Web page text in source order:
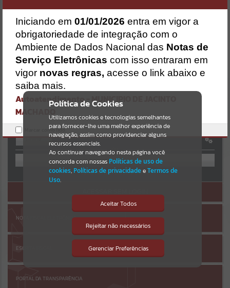
Resultados para""
Portais
Por favor, aguarde...
NOTÍCIAS
Por favor, aguarde...
Por favor, aguarde...
AUTOATENDIMENTO
OU
Cadastre-se |Recuperar Senha
NOTA FISCAL ELETRÔNICA
ESCRITA FISCAL
PORTAL DA TRANSPARÊNCIA
Política de Cookies
Utilizamos cookies e tecnologias semelhantes
para fornecer-lhe uma melhor experiência de
navegação, assim como providenciar alguns
recursos essenciais.
Ao continuar navegando nesta página você
concorda com nossas Políticas de uso de
cookies, Políticas de privacidadeeTermos de
Uso.
Aceitar Todos
Rejeitar não necessários
Gerenciar Preferências
Isto significa que diversos recursos
providenciados poderão não estar
Iniciando em 01/01/2026 entra em vigor a
obrigatoriedade de integração com o
Ambiente de Dados Nacional das Notas de
Serviço Eletrônicas com isso entraram em
vigor novas regras, acesse o link abaixo e
saiba mais.
Autoatendimento - MUNICIPIO DE JACINTO
MACHADO
Marcar como lido.
SISTEMA
Gerenciamento do Sistema
CÓDIGO DA MENSAGEM:EST-000040
Ocorreu um erro de script:
Uncaught SyntaxError: Unexpected token '('
https://jacintomachado.atende.net/cidadao/pagina/static/bundle/w
po_index_2_base_l2_portal_editores_sync_8561ff93b515c0349ff614
bbf6749b96.js?v=080a47ac:47
Verificar Mais Detalhes